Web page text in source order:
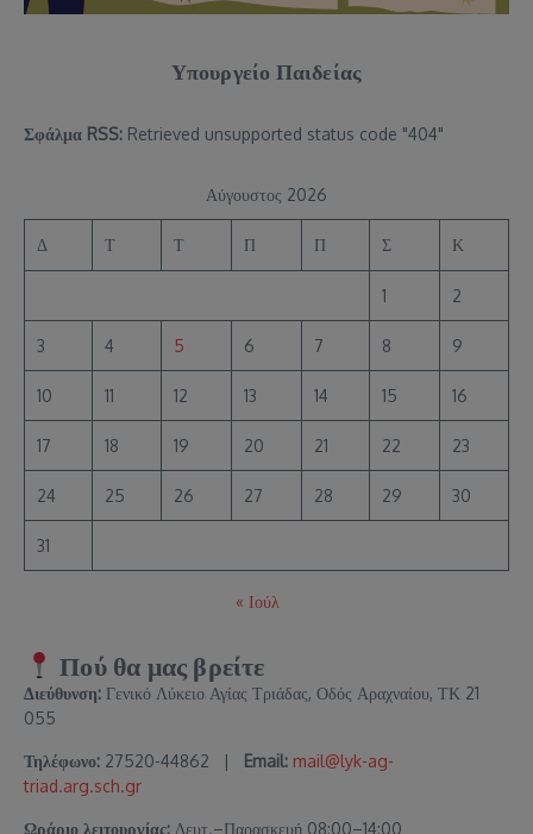
Υπουργείο Παιδείας
Σφάλμα RSS: Retrieved unsupported status code "404"
Αύγουστος 2026
Δ Τ Τ Π Π Σ Κ
1 2
3 4 5 6 7 8 9
10 11 12 13 14 15 16
17 18 19 20 21 22 23
24 25 26 27 28 29 30
31
« Ιούλ
Πού θα μας βρείτε
Διεύθυνση: Γενικό Λύκειο Αγίας Τριάδας, Οδός Αραχναίου, ΤΚ 21
055
Τηλέφωνο: 27520-44862 | Email: mail@lyk-ag-
triad.arg.sch.gr
Ωράριο λειτουργίας: Δευτ.–Παρασκευή 08:00–14:00